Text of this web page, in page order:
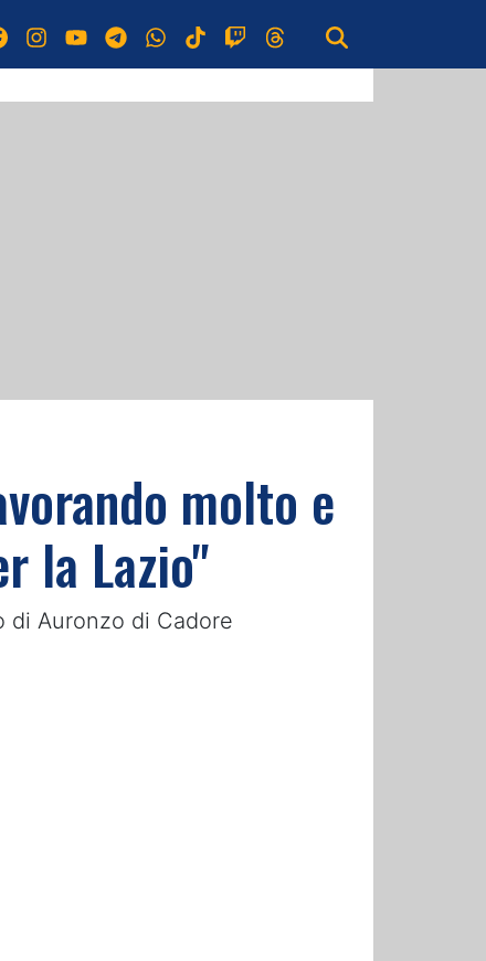
molto e
la Lazio"
Auronzo di Cadore